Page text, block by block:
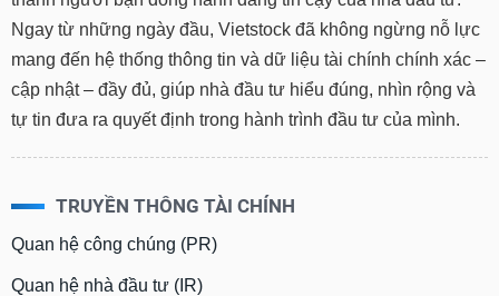
Ngay từ những ngày đầu, Vietstock đã không ngừng nỗ lực
mang đến hệ thống thông tin và dữ liệu tài chính chính xác –
cập nhật – đầy đủ, giúp nhà đầu tư hiểu đúng, nhìn rộng và
tự tin đưa ra quyết định trong hành trình đầu tư của mình.
TRUYỀN THÔNG TÀI CHÍNH
Quan hệ công chúng (PR)
Quan hệ nhà đầu tư (IR)